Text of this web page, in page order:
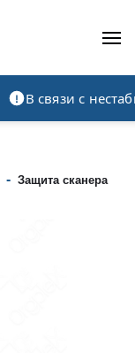
В связи с
- Защита сканера